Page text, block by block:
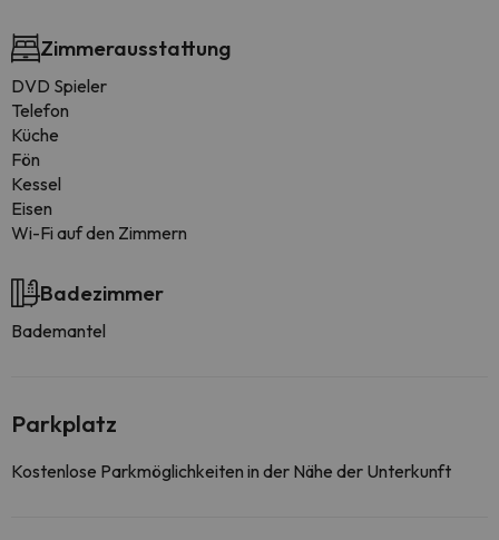
Zimmerausstattung
DVD Spieler
Telefon
Küche
Fön
Kessel
Eisen
Wi-Fi auf den Zimmern
Badezimmer
Bademantel
Parkplatz
Kostenlose Parkmöglichkeiten in der Nähe der Unterkunft